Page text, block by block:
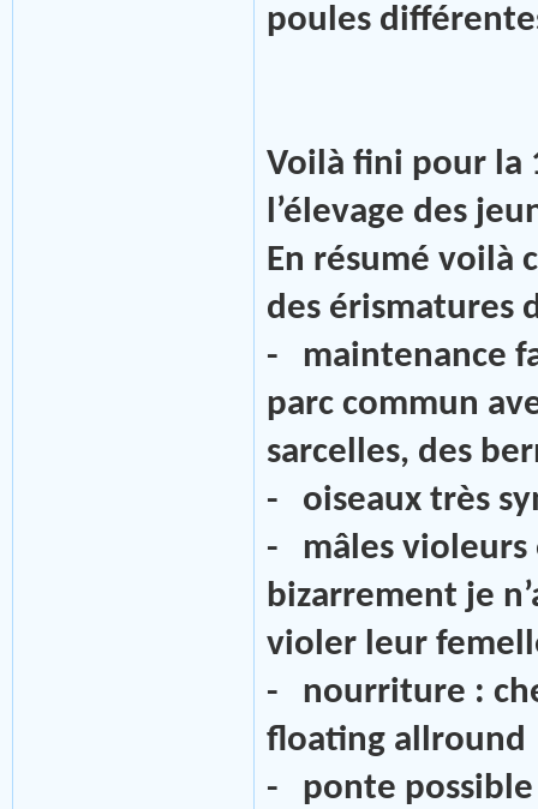
poules
Voilà fini pour la
l’élevage des
En résumé voilà
des érismatures
- maintenance
parc commun
sarcelles, des
- oiseaux très
- mâles violeurs
bizarrement je
violer leur
- nourriture :
floating allround
- ponte possible